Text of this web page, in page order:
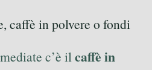
caffè in polvere o fondi
c’è ilcaffè in